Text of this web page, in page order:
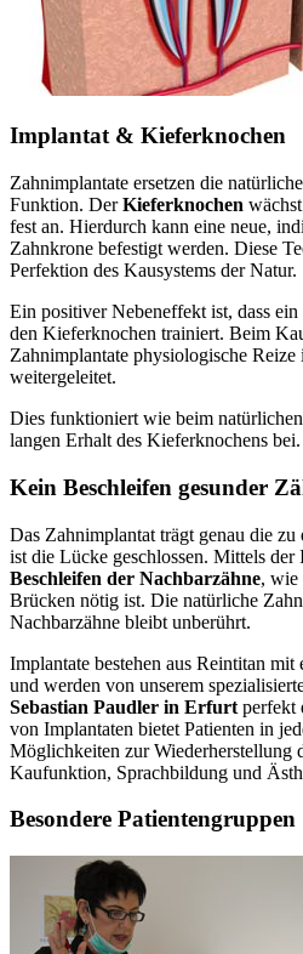
Implantat & Kieferknochen
Zahnimplantate ersetzen die natürliche
Funktion. DerKieferknochen
fest an. Hierdurch kann eine neue,
Zahnkrone befestigt werden. Diese
Perfektion des Kausystems der Natur.
Ein positiver Nebeneffekt ist, dass
den Kieferknochen trainiert. Beim
Zahnimplantate physiologische Reize
weitergeleitet.
Dies funktioniert wie beim
langen Erhalt des Kieferknochens bei.
Kein Beschleifen gesunder
Das Zahnimplantat trägt genau die
ist die Lücke geschlossen. Mittels der
Beschleifen der Nachbarzähne, wie
Brücken nötig ist. Die natürliche
Nachbarzähne bleibt unberührt.
Implantate bestehen aus Reintitan
und werden von unserem
Sebastian Paudler in Erfurt perfekt
von Implantaten bietet Patienten in
Möglichkeiten zur Wiederherstellung
Kaufunktion, Sprachbildung und
Besondere Patientengruppen